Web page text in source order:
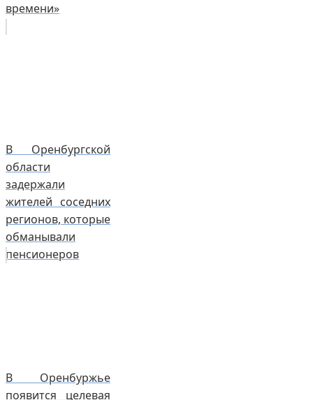
времени»
В Оренбургской
области
задержали
жителей соседних
регионов, которые
обманывали
пенсионеров
В Оренбуржье
появится целевая